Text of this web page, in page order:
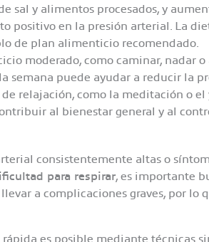
sal y alimentos procesados, y
positivo en la presión arterial. La
de plan alimenticio recomendado.​
moderado, como caminar, nadar
semana puede ayudar a reducir la
relajación, como la meditación o el
al bienestar general y al
consistentemente altas o
para respirar, es importante
a complicaciones graves, por lo
es posible mediante técnicas